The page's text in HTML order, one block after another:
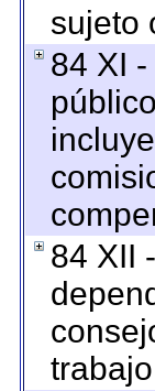
sujeto
84 XI
84 XII